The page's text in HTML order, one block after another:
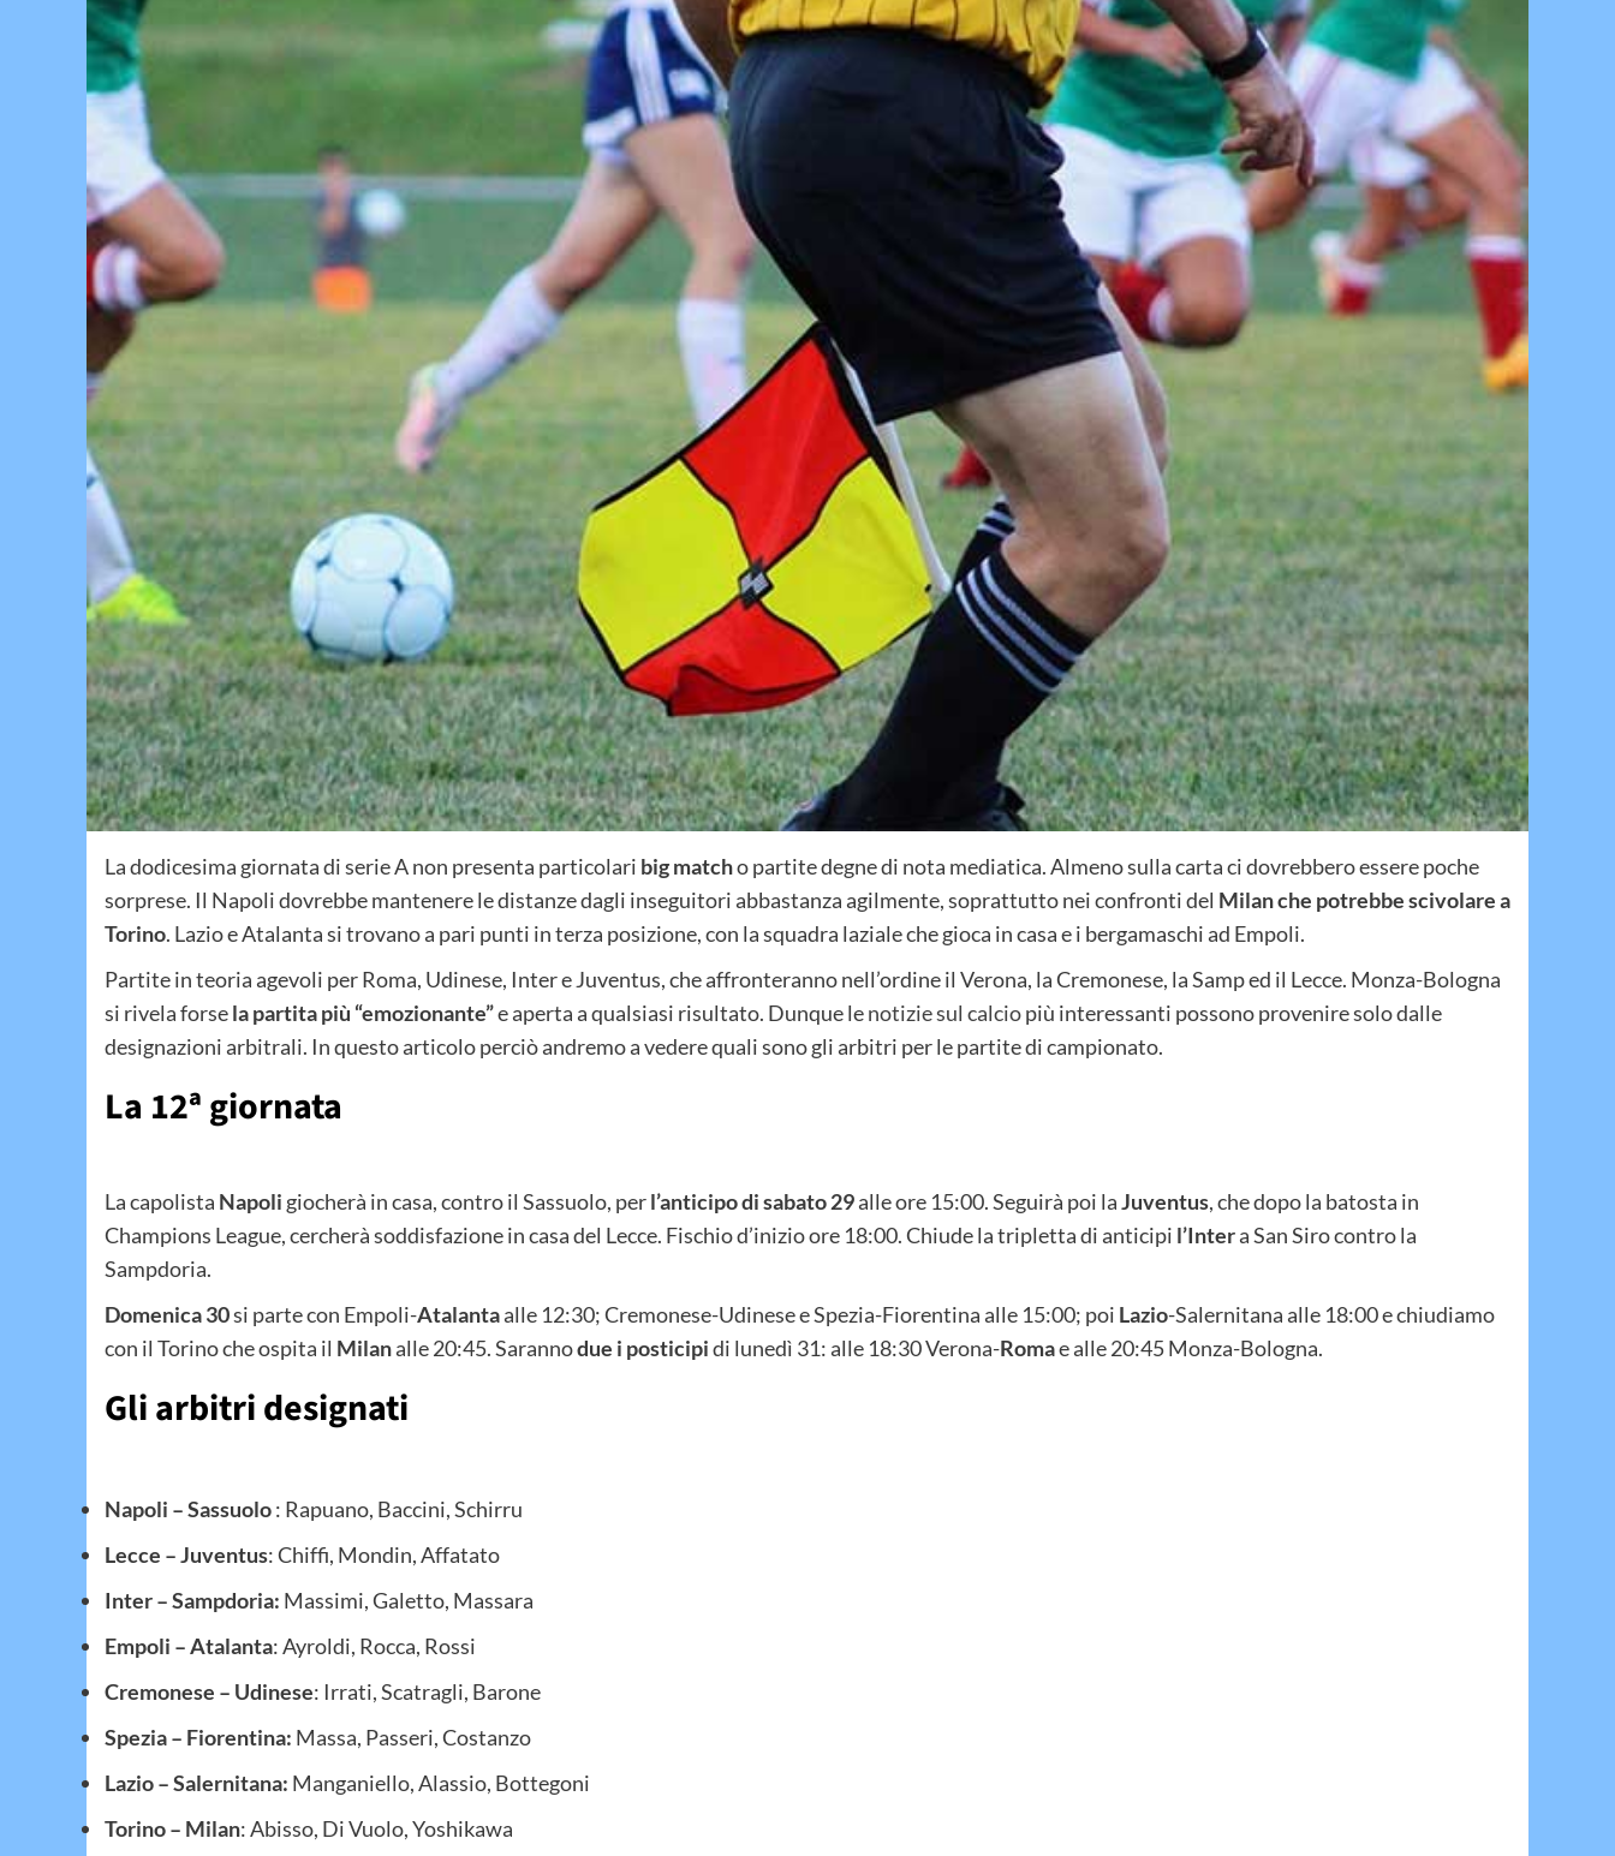
La dodicesima giornata di serie A non presenta particolari big matcho partite degne di nota mediatica. Almeno sulla carta ci dovrebbero essere poche
sorprese. Il Napoli dovrebbe mantenere le distanze dagli inseguitori abbastanza agilmente, soprattutto nei confronti del Milan che potrebbe scivolare a
Torino. Lazio e Atalanta si trovano a pari punti in terza posizione, con la squadra laziale che gioca in casa e i bergamaschi ad Empoli.
Partite in teoria agevoli per Roma, Udinese, Inter e Juventus, che affronteranno nell’ordine il Verona, la Cremonese, la Samp ed il Lecce. Monza-Bologna
si rivela forsela partita più “emozionante”e aperta a qualsiasi risultato. Dunque lenotizie sul calciopiù interessanti possono provenire solo dalle
designazioni arbitrali. In questo articolo perciò andremo a vedere quali sono gli arbitri per le partite di campionato.
La 12ª giornata
La capolista Napoli giocherà in casa, contro il Sassuolo, perl’anticipo di sabato 29alle ore 15:00. Seguirà poi laJuventus, che dopo la batosta in
Champions League, cercherà soddisfazione in casa del Lecce. Fischio d’inizio ore 18:00. Chiude la tripletta di anticipi l’Intera San Siro contro la
Sampdoria.
Domenica 30si parte con Empoli-Atalantaalle 12:30; Cremonese-Udinese e Spezia-Fiorentina alle 15:00; poi Lazio-Salernitana alle 18:00 e chiudiamo
con il Torino che ospita il Milanalle 20:45. Sarannodue i posticipidi lunedì 31: alle 18:30 Verona-Romae alle 20:45 Monza-Bologna.
Gli arbitri designati
Napoli – Sassuolo: Rapuano, Baccini, Schirru
Lecce – Juventus: Chiffi, Mondin, Affatato
Inter – Sampdoria: Massimi, Galetto, Massara
Empoli – Atalanta: Ayroldi, Rocca, Rossi
Cremonese – Udinese: Irrati, Scatragli, Barone
Spezia – Fiorentina: Massa, Passeri, Costanzo
Lazio – Salernitana: Manganiello, Alassio, Bottegoni
Torino – Milan: Abisso, Di Vuolo, Yoshikawa